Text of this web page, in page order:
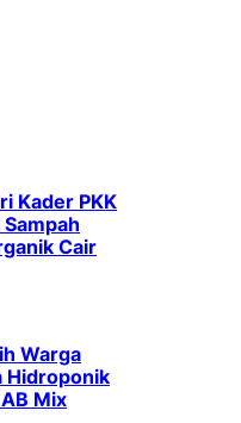
Kader PKK
Cair
Warga
Hidroponik
Mix